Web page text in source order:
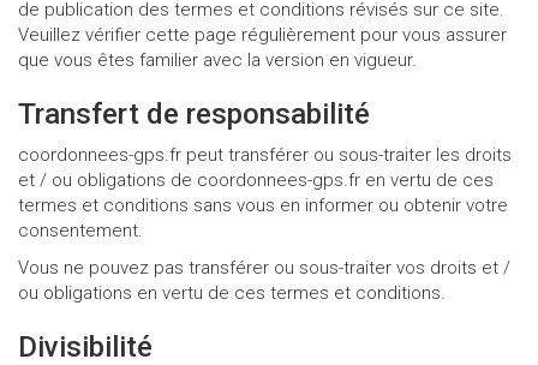
de publication des termes et conditions révisés sur ce site.
Veuillez vérifier cette page régulièrement pour vous assurer
que vous êtes familier avec la version en vigueur.
Transfert de responsabilité
coordonnees-gps.fr peut transférer ou sous-traiter les droits
et / ou obligations de coordonnees-gps.fr en vertu de ces
termes et conditions sans vous en informer ou obtenir votre
consentement.
Vous ne pouvez pas transférer ou sous-traiter vos droits et /
ou obligations en vertu de ces termes et conditions.
Divisibilité